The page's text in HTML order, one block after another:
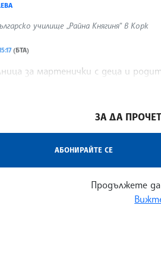
училище „Райна Княгиня“ в Корк
(БТА)
за мартенички с деца и
ЗА ДА
АБОНИРАЙТЕ СЕ
Продължете